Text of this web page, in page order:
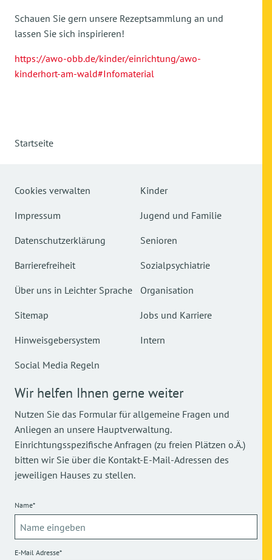
Schauen Sie gern unsere Rezeptsammlung an und
lassen Sie sich inspirieren!
https://awo-obb.de/kinder/einrichtung/awo-
kinderhort-am-wald#Infomaterial
Startseite
Cookies verwalten
Impressum
Datenschutzerklärung
Barrierefreiheit
Über uns in Leichter Sprache
Sitemap
Hinweisgebersystem
Social Media Regeln
Kinder
Jugend und Familie
Senioren
Sozialpsychiatrie
Organisation
Jobs und Karriere
Intern
Wir helfen Ihnen gerne weiter
Nutzen Sie das Formular für allgemeine Fragen und
Anliegen an unsere Hauptverwaltung.
Einrichtungsspezifische Anfragen (zu freien Plätzen o.Ä.)
bitten wir Sie über die Kontakt-E-Mail-Adressen des
jeweiligen Hauses zu stellen.
Name*
E-Mail Adresse*